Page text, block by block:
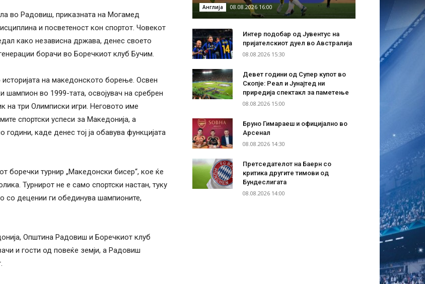
во Радовиш, приказната на Могамед
и посветеност кон спортот. Човекот
како независна држава, денес своето
борачи во Боречкиот клуб Бучим.
на македонското борење. Освен
шампион во 1999-тата, освојувач на сребрен
на три Олимписки игри. Неговото име
спортски успеси за Македонија, а
каде денес тој ја обавува функцијата
боречки турнир „Македонски бисер“, кое ќе
Турнирот не е само спортски настан, туку
со децении ги обединува шампионите,
Општина Радовиш и Боречкиот клуб
и гости од повеќе земји, а Радовиш
Англија 08.08.2026 16:00
Интер подобар од Јувентус на
пријателскиот дуел во Австралија
08.08.2026 15:30
Девет години од Супер купот во
Скопје: Реал и Јунајтед ни
приредија спектакл за паметење
08.08.2026 15:00
Бруно Гимараеш и официјално во
Арсенал
08.08.2026 14:30
Претседателот на Баерн со
критика другите тимови од
Бундеслигата
08.08.2026 14:00